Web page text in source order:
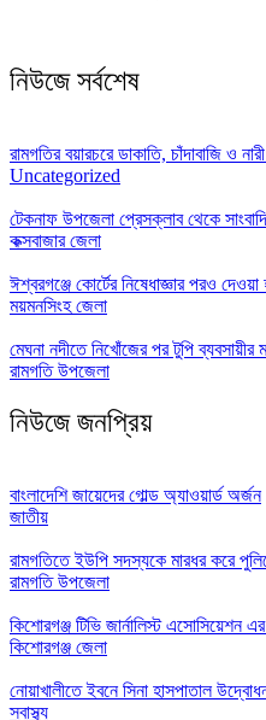
নিউজে সর্বশেষ
রামগতির বয়ারচরে ডাকাতি, চাঁদাবাজি ও
Uncategorized
টেকনাফ উপজেলা প্রেসক্লাব থেকে
কক্সবাজার জেলা
ঈশ্বরগঞ্জে কোর্টের নিষেধাজ্ঞার পরও দেওয়া
ময়মনসিংহ জেলা
মেঘনা নদীতে নিখোঁজের পর টুপি ব্যবসায়ীর
রামগতি উপজেলা
নিউজে জনপ্রিয়
বাংলাদেশি জায়েদের গোল্ড অ্যাওয়ার্ড অর্জন
জাতীয়
রামগতিতে ইউপি সদস্যকে মারধর করে
রামগতি উপজেলা
কিশোরগঞ্জ টিভি জার্নালিস্ট এসোসিয়েশন
কিশোরগঞ্জ জেলা
নোয়াখালীতে ইবনে সিনা হাসপাতাল
স্বাস্থ্য